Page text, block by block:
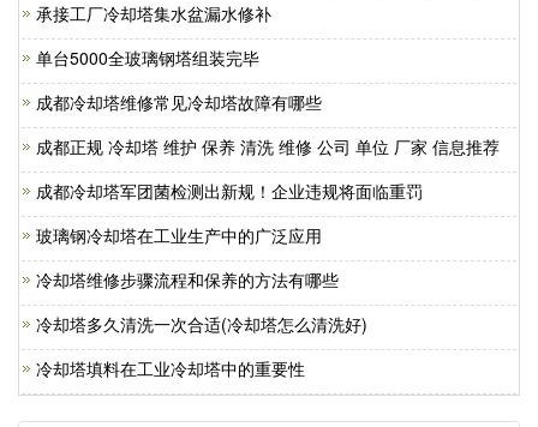
承接工厂冷却塔集水盆漏水修补
单台5000全玻璃钢塔组装完毕
成都冷却塔维修常见冷却塔故障有哪些
成都正规 冷却塔 维护 保养 清洗 维修 公司 单位 厂家 信息推荐
成都冷却塔军团菌检测出新规！企业违规将面临重罚
玻璃钢冷却塔在工业生产中的广泛应用
冷却塔维修步骤流程和保养的方法有哪些
冷却塔多久清洗一次合适(冷却塔怎么清洗好)
冷却塔填料在工业冷却塔中的重要性